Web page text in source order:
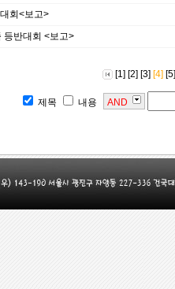
회<보고>
등반대회 <보고>
[1] [2] [3] [4] [5]
제목 내용 AND